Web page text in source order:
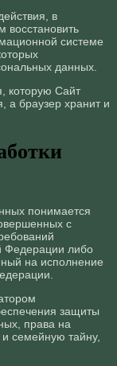
в
восстановить
системе
данных.
которую Сайт
а браузер хранит и
понимается
с
Федерации либо
на исполнение
защиты
права на
и семейную тайну,